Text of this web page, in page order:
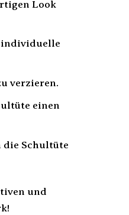
Look
individuelle
verzieren.
einen
die Schultüte
und